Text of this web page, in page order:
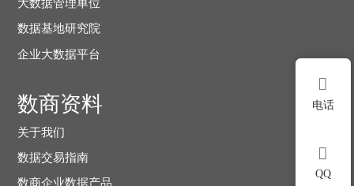
大数据管理单位
数据基地研究院
企业大数据平台
数商资料
关于我们
数据交易指南
数商企业数据产品

电话

QQ